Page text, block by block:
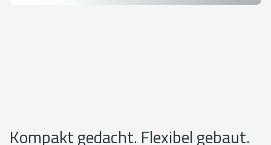
Kompakt gedacht. Flexibel gebaut.